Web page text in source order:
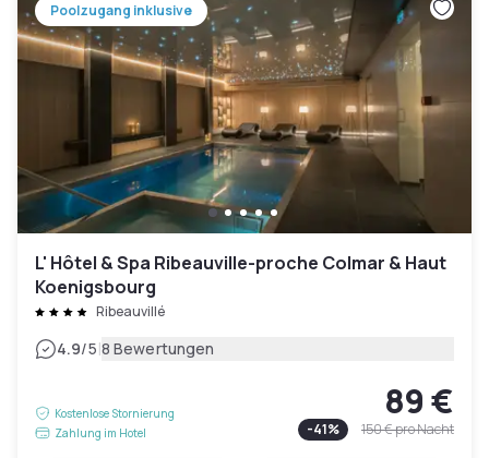
Poolzugang inklusive
L' Hôtel & Spa Ribeauville-proche Colmar & Haut
Koenigsbourg
Ribeauvillé
4.9/5|8 Bewertungen
Kostenlose Stornierung
Zahlung im Hotel
89 €
-41% 150 €pro Nacht